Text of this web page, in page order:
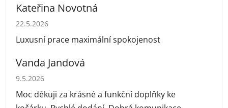
Kateřina Novotná
Hodnocení obchodu je 5 z 5 hvězdiček.
22.5.2026
Luxusní prace maximální spokojenost
Vanda Jandová
Hodnocení obchodu je 5 z 5 hvězdiček.
9.5.2026
Moc děkuji za krásné a funkční doplňky ke